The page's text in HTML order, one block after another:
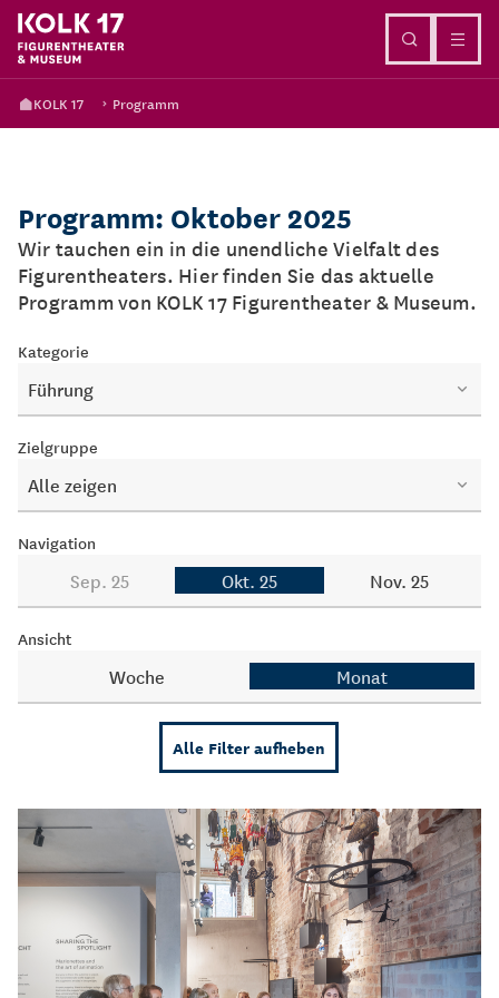
KOLK 17 Programm
Programm: Oktober 2025
Wir tauchen ein in die unendliche Vielfalt des
Figurentheaters. Hier finden Sie das aktuelle
Programm von KOLK 17 Figurentheater & Museum.
Kategorie
Führung
Zielgruppe
Alle zeigen
Navigation
Sep. 25 Okt. 25 Nov. 25
Ansicht
Woche Monat
Alle Filter aufheben